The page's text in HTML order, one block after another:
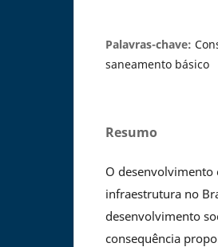
Palavras-chave:
saneamento básico
Resumo
O desenvolvimento
infraestrutura no
desenvolvimento
consequência